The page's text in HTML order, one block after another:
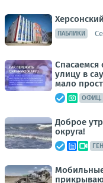
ПАБЛИКИ
Спасаемся
улицу в
мало
ОФИЦ.
Доброе
округа!